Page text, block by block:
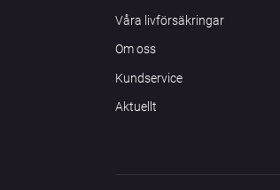
Våra livförsäkringar
Om oss
Kundservice
Aktuellt